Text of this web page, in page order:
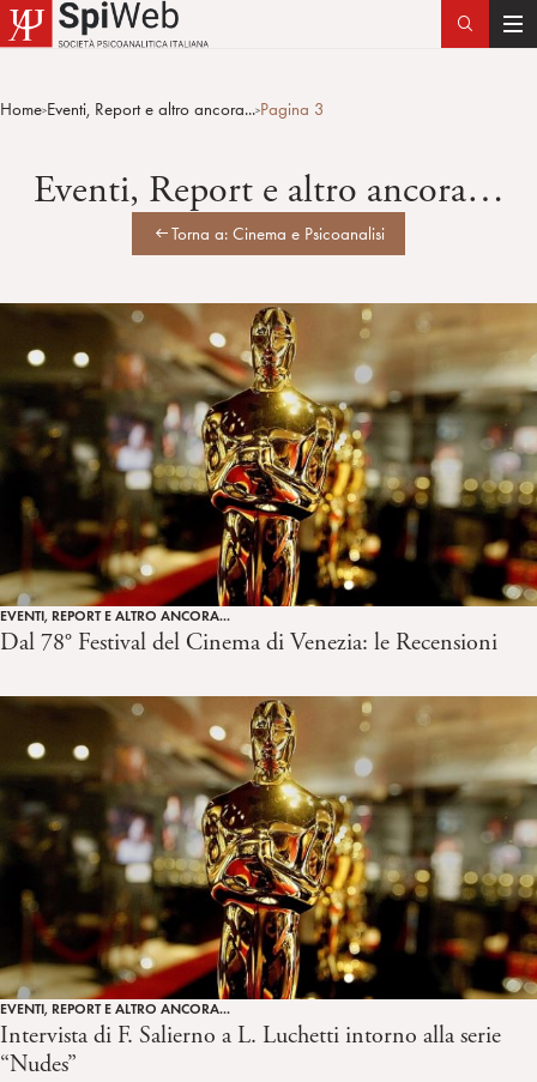
T
a
t
i
o
n
Home>Eventi, Report e altro ancora...>Pagina 3
Torna a: Cinema e Psicoanalisi
Eventi, Report e altro ancora…
EVENTI, REPORT E ALTRO ANCORA...
Dal 78° Festival del Cinema di Venezia: le Recensioni
EVENTI, REPORT E ALTRO ANCORA...
Intervista di F. Salierno a L. Luchetti intorno alla serie
“Nudes”